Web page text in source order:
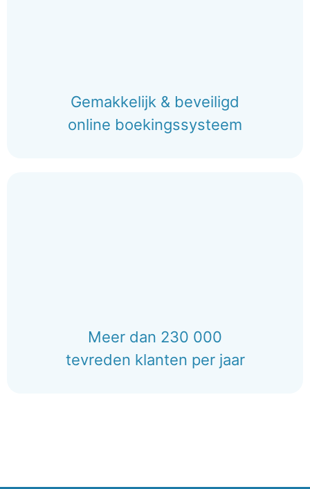
Gemakkelijk & beveiligd
online boekingssysteem
Meer dan 230 000
tevreden klanten per jaar